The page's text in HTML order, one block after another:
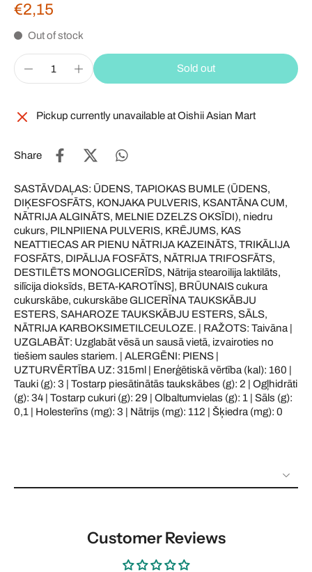
€2,15
Out of stock
Sold out
Pickup currently unavailable atOishii Asian Mart
Share
SASTĀVDAĻAS: ŪDENS, TAPIOKAS BUMLE (ŪDENS,
DIĶESFOSFĀTS, KONJAKA PULVERIS, KSANTĀNA CUM,
NĀTRIJA ALGINĀTS, MELNIE DZELZS OKSĪDI), niedru
cukurs, PILNPIIENA PULVERIS, KRĒJUMS, KAS
NEATTIECAS AR PIENU NĀTRIJA KAZEINĀTS, TRIKĀLIJA
FOSFĀTS, DIPĀLIJA FOSFĀTS, NĀTRIJA TRIFOSFĀTS,
DESTILĒTS MONOGLICERĪDS, Nātrija stearoilija laktilāts,
silīcija dioksīds, BETA-KAROTĪNS], BRŪUNAIS cukura
cukurskābe, cukurskābe GLICERĪNA TAUKSKĀBJU
ESTERS, SAHAROZE TAUKSKĀBJU ESTERS, SĀLS,
NĀTRIJA KARBOKSIMETILCEULOZE. | RAŽOTS: Taivāna |
UZGLABĀT: Uzglabāt vēsā un sausā vietā, izvairoties no
tiešiem saules stariem. | ALERGĒNI: PIENS |
UZTURVĒRTĪBA UZ: 315ml | Enerģētiskā vērtība (kal): 160 |
Tauki (g): 3 | Tostarp piesātinātās taukskābes (g): 2 | Ogļhidrāti
(g): 34 | Tostarp cukuri (g): 29 | Olbaltumvielas (g): 1 | Sāls (g):
0,1 | Holesterīns (mg): 3 | Nātrijs (mg): 112 | Šķiedra (mg): 0
Customer Reviews